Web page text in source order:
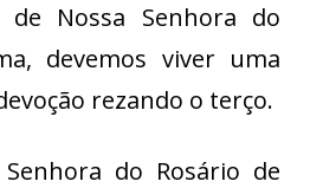
Nossa Senhora do
devemos viver uma
rezando o terço.
do Rosário de